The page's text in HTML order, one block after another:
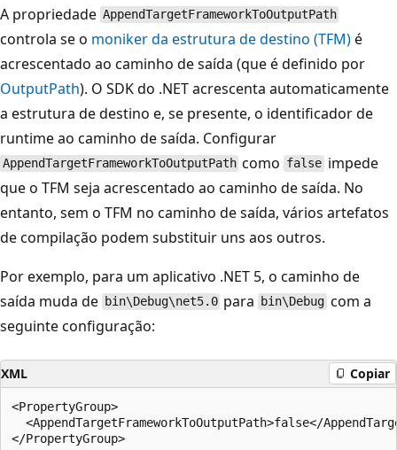
A propriedade AppendTargetFrameworkToOutputPath
controla se o moniker da estrutura de destino (TFM)é
acrescentado ao caminho de saída (que é definido por
OutputPath). O SDK do .NET acrescenta automaticamente
a estrutura de destino e, se presente, o identificador de
runtime ao caminho de saída. Configurar
AppendTargetFrameworkToOutputPath como falseimpede
que o TFM seja acrescentado ao caminho de saída. No
entanto, sem o TFM no caminho de saída, vários artefatos
de compilação podem substituir uns aos outros.
Por exemplo, para um aplicativo .NET 5, o caminho de
saída muda de bin\Debug\net5.0 para bin\Debug com a
seguinte configuração:
XML Copiar
<PropertyGroup>
<AppendTargetFrameworkToOutputPath>false</